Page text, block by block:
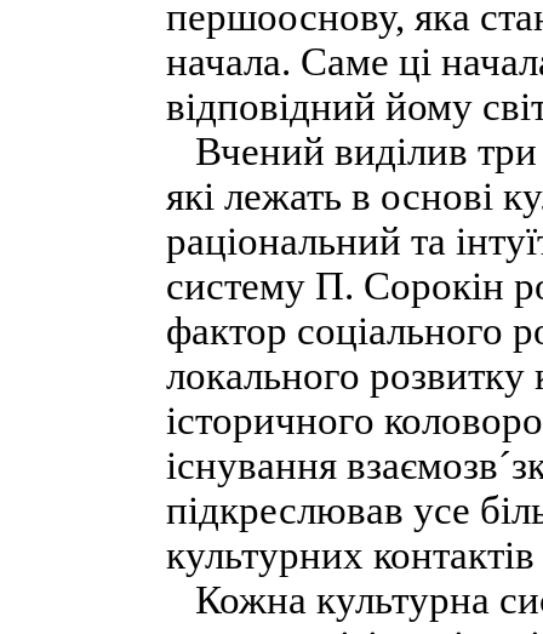
першооснову, яка
начала. Саме ці
відповідний йому
Вчений виділив три
які лежать в основі
раціональний та
систему П. Сорокін
фактор соціального
локального
історичного
існування
підкреслював усе
культурних
Кожна культурна